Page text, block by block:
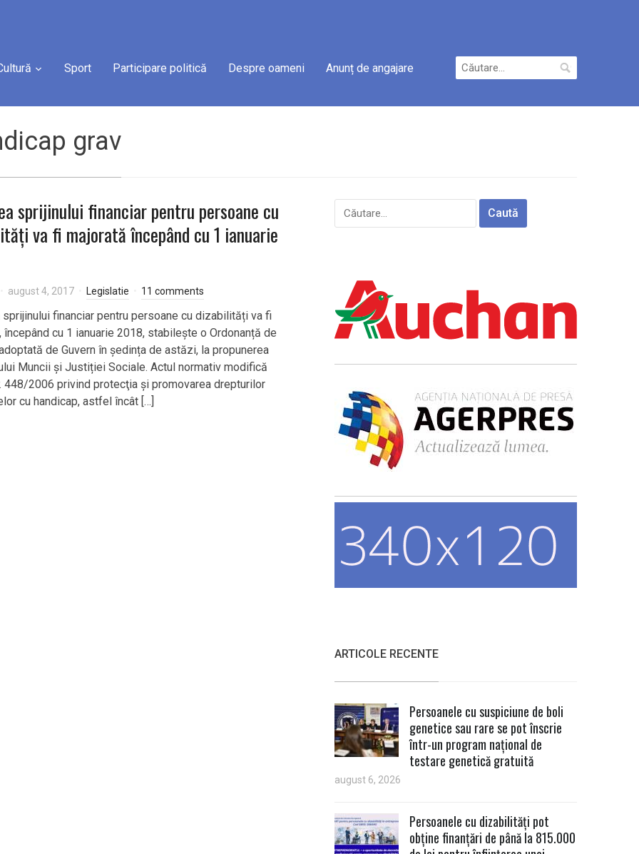
Sport Participare politică Despre oameni Anunț de angajare
Caută
după:
grav
sprijinului financiar pentru persoane cu
va fi majorată începând cu 1 ianuarie
august 4, 2017 Legislatie 11 comments
sprijinului financiar pentru persoane cu dizabilități va fi
începând cu 1 ianuarie 2018, stabilește o Ordonanță de
de Guvern în ședința de astăzi, la propunerea
Muncii și Justiției Sociale. Actul normativ modifică
448/2006 privind protecţia şi promovarea drepturilor
cu handicap, astfel încât […]
Caută
după:
ARTICOLE RECENTE
Persoanele cu suspiciune de boli
genetice sau rare se pot înscrie
într-un program național de
testare genetică gratuită
august 6, 2026
Persoanele cu dizabilități pot
obține finanțări de până la 815.000